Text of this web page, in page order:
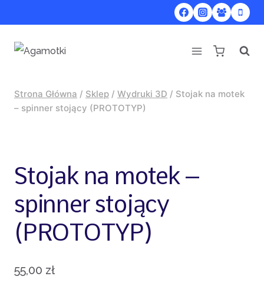
do
treści
Strona Główna / Sklep / Wydruki 3D / Stojak na motek
– spinner stojący (PROTOTYP)
Stojak na motek –
spinner stojący
(PROTOTYP)
55,00 zł